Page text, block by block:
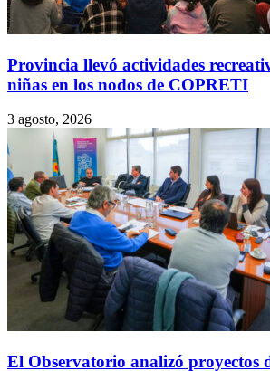
Provincia llevó actividades
niñas en los nodos de COPRETI
3 agosto, 2026
El Observatorio analizó proyectos